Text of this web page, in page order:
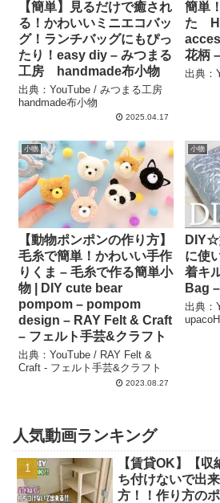
【簡単】見るだけで癒され
る！かわいいミニエコバッ
グ！ランチバッグにもぴっ
たり！easy diy – みつまる
工房 handmade布小物
出典：YouTube / みつまる工房
handmade布小物
2025.04.17
簡単
た
花柄
出典：
小物
【動物ポンポンの作り方】
毛糸で簡単！かわいい手作
りくま – 毛糸で作る簡単小
物 | DIY cute bear
pompom – pompom
design – RAY Felt & Craft
– フェルト手芸&クラフト
出典：YouTube / RAY Felt &
Craft - フェルト手芸&クラフト
2023.08.27
小物
DIY☆
に使
着キ
Bag
出典：
人気動画ランキング
【賃貸OK】【
ち付けないで出
方！！作り方の